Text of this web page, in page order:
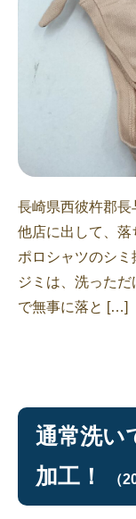
長崎県西彼杵郡
他店に出して、落
ポロシャツのシ
ジミは、洗った
で無事に落と […]
通常洗い
加工！
（